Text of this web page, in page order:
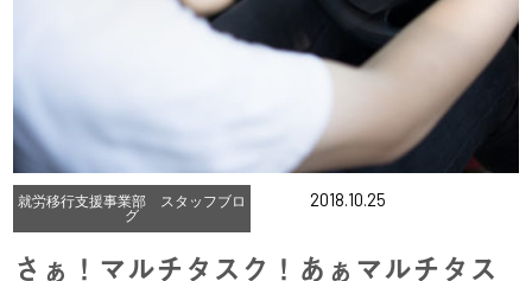
就労移行支援事業部 スタッフブロ
グ
2018.10.25
さぁ！マルチタスク！あぁマルチタス